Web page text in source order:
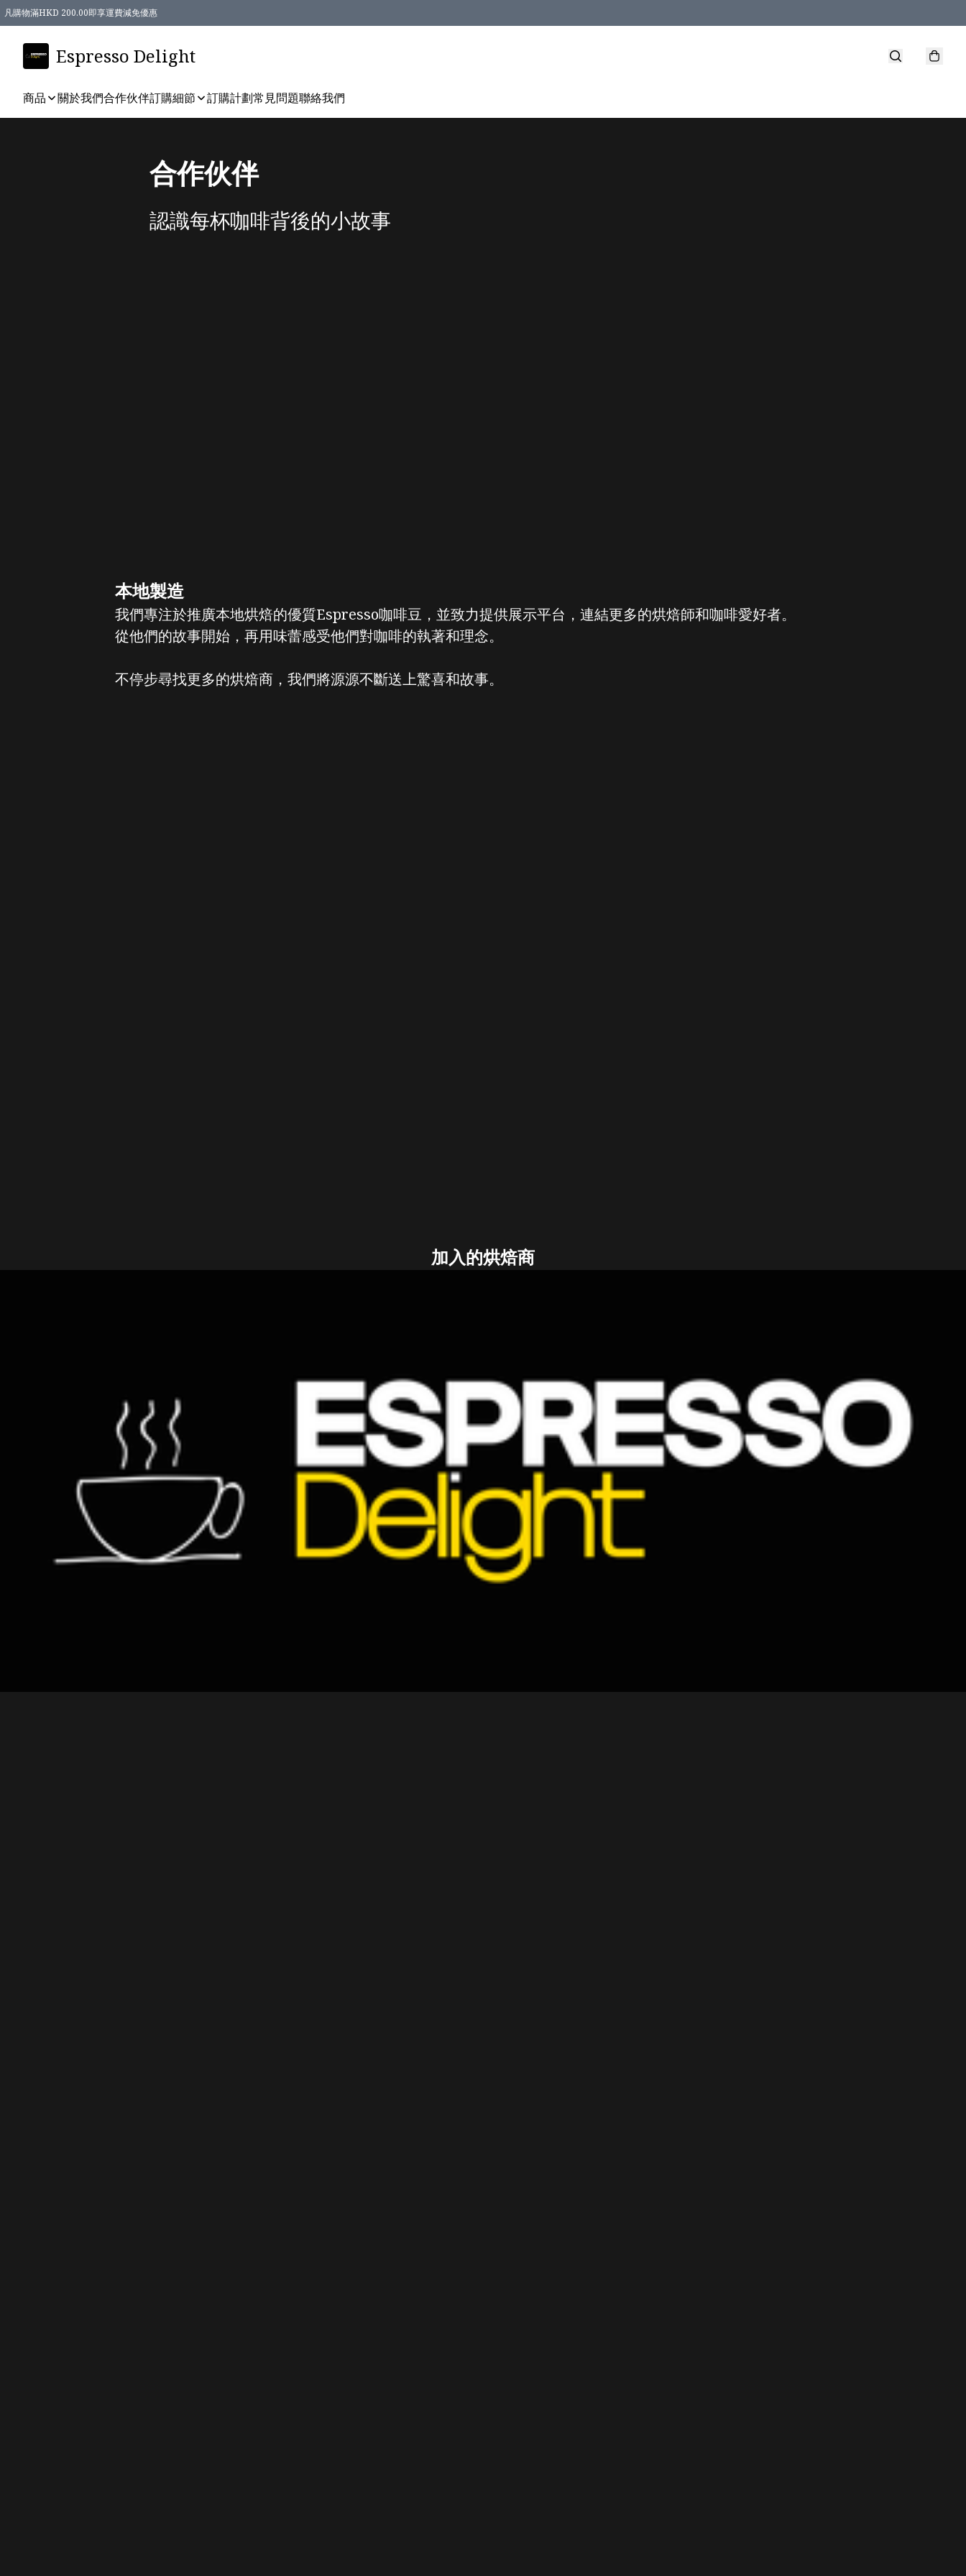
凡購物滿HKD 200.00即享運費減免優惠
Espresso Delight
商品 關於我們合作伙伴訂購細節 訂購計劃常見問題聯絡我們
合作伙伴
認識每杯咖啡背後的小故事
本地製造
我們專注於推廣本地烘焙的優質Espresso咖啡豆，並致力提供展示平台，連結更多的烘焙師和咖啡愛好者。
從他們的故事開始，再用味蕾感受他們對咖啡的執著和理念。
不停步尋找更多的烘焙商，我們將源源不斷送上驚喜和故事。
加入的烘焙商